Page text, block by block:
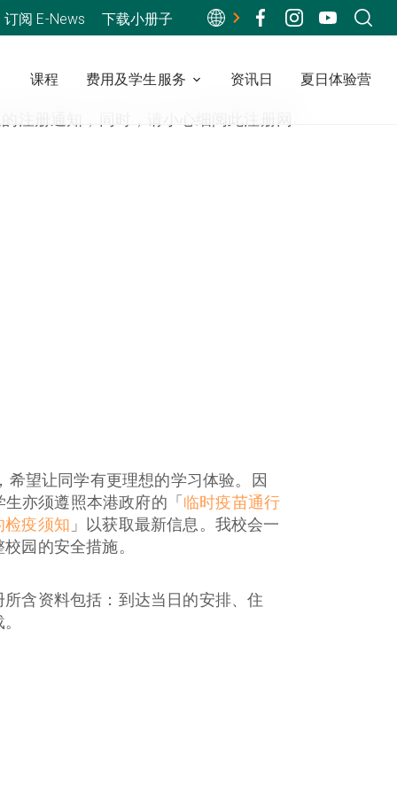
订阅 E-News 下载小册子
课程 费用及学生服务 资讯日 夏日体验营
望让同学有更理想的学习体验。因
亦须遵照本港政府的「 临时疫苗通行
检疫须知 」以获取最新信息。我校会一
园的安全措施。
含资料包括：到达当日的安排、住